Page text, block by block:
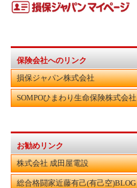
保険会社へのリンク
損保ジャパン株式会社
SOMPOひまわり生命保険株式会社
お勧めリンク
株式会社 成田屋電設
総合格闘家近藤有己(有己空)BLOG